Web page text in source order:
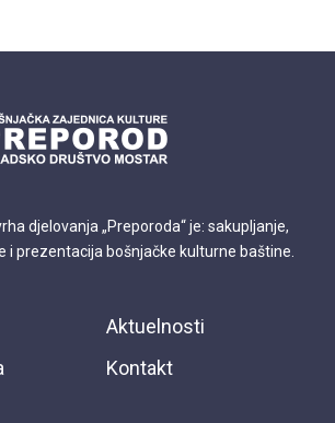
djelovanja „Preporoda“ je: sakupljanje,
i prezentacija bošnjačke kulturne baštine.
Aktuelnosti
Kontakt